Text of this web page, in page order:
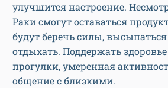
улучшится настроение.
Раки смогут оставаться
будут беречь силы,
отдыхать. Поддержать
прогулки, умеренная
общение с близкими.